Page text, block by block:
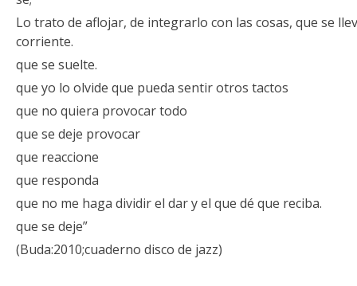
Lo trato de aflojar, de integrarlo con las cosas, que se
corriente.
que se suelte.
que yo lo olvide que pueda sentir otros tactos
que no quiera provocar todo
que se deje provocar
que reaccione
que responda
que no me haga dividir el dar y el que dé que reciba.
que se deje”
(Buda:2010;cuaderno disco de jazz)